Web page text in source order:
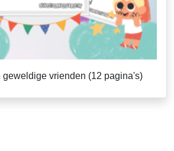
geweldige vrienden (12 pagina's)